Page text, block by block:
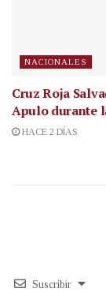
NACIONALES
Cruz Roja
Apulo durante
HACE 2 DÍAS
Suscribir